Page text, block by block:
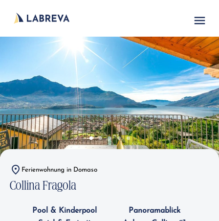
Ferienwohnung in Domaso
Collina Fragola
Pool & Kinderpool
Panoramablick